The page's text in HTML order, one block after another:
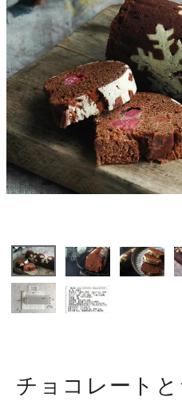
チョコレート